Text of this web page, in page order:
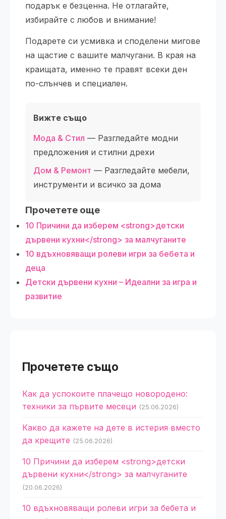
подарък е безценна. Не отлагайте,
избирайте с любов и внимание!
Подарете си усмивка и споделени мигове
на щастие с вашите малчугани. В края на
краищата, именно те правят всеки ден
по-слънчев и специален.
Вижте също
Мода & Стил — Разгледайте модни
предложения и стилни дрехи
Дом & Ремонт — Разгледайте мебели,
инструменти и всичко за дома
Прочетете още
10 Причини да изберем <strong>детски
дървени кухни</strong> за малчуганите
10 вдъхновяващи ролеви игри за бебета и
деца
Детски дървени кухни – Идеални за игра и
развитие
Прочетете също
Как да успокоите плачещо новородено:
техники за първите месеци (25.06.2026)
Какво да кажете на дете в истерия вместо
да крещите (25.06.2026)
10 Причини да изберем <strong>детски
дървени кухни</strong> за малчуганите
(20.06.2026)
10 вдъхновяващи ролеви игри за бебета и